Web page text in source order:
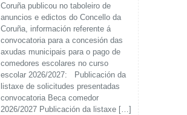
Coruña publicou no taboleiro de
anuncios e edictos do Concello da
Coruña, información referente á
convocatoria para a concesión das
axudas municipais para o pago de
comedores escolares no curso
escolar 2026/2027: Publicación da
listaxe de solicitudes presentadas
convocatoria Beca comedor
2026/2027 Publicación da listaxe […]